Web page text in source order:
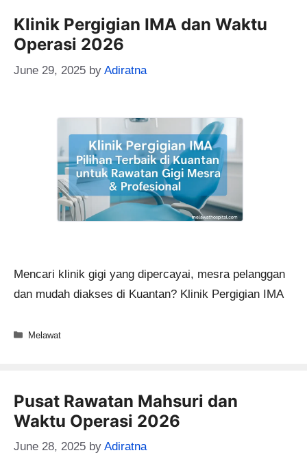
Klinik Pergigian IMA dan Waktu
Operasi 2026
June 29, 2025 by Adiratna
Mencari klinik gigi yang dipercayai, mesra pelanggan
dan mudah diakses di Kuantan? Klinik Pergigian IMA
Categories
Melawat
Pusat Rawatan Mahsuri dan
Waktu Operasi 2026
June 28, 2025 by Adiratna